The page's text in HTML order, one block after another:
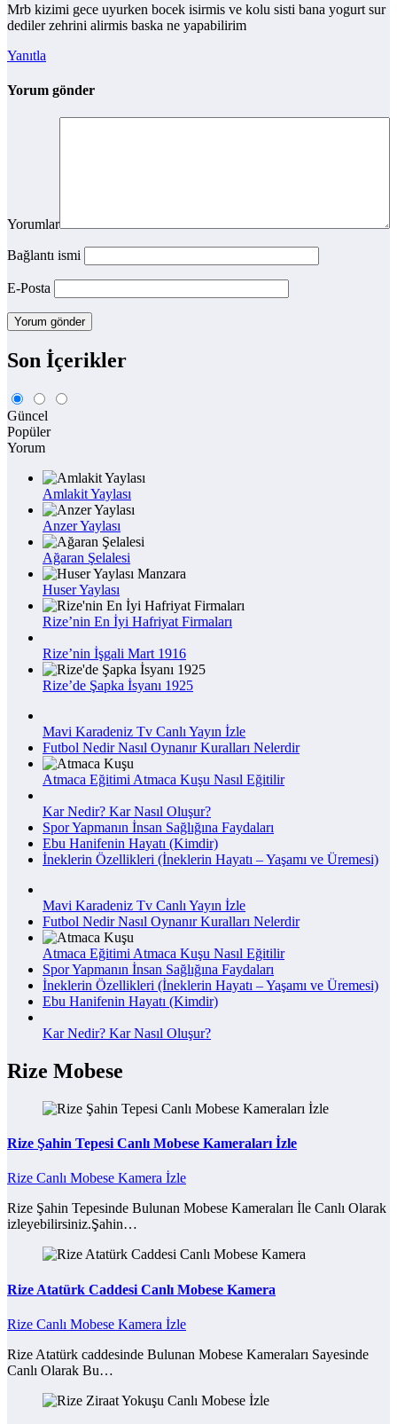
Mrb kizimi gece uyurken bocek isirmis ve kolu sisti bana yogurt sur
dediler zehrini alirmis baska ne yapabilirim
Yanıtla
Yorum gönder
Yorumlar
Bağlantı ismi
E-Posta
Son İçerikler
Güncel
Popüler
Yorum
Amlakit Yaylası
Anzer Yaylası
Ağaran Şelalesi
Huser Yaylası
Rize’nin En İyi Hafriyat Firmaları
Rize’nin İşgali Mart 1916
Rize’de Şapka İsyanı 1925
Mavi Karadeniz Tv Canlı Yayın İzle
Futbol Nedir Nasıl Oynanır Kuralları Nelerdir
Atmaca Eğitimi Atmaca Kuşu Nasıl Eğitilir
Kar Nedir? Kar Nasıl Oluşur?
Spor Yapmanın İnsan Sağlığına Faydaları
Ebu Hanifenin Hayatı (Kimdir)
İneklerin Özellikleri (İneklerin Hayatı – Yaşamı ve Üremesi)
Mavi Karadeniz Tv Canlı Yayın İzle
Futbol Nedir Nasıl Oynanır Kuralları Nelerdir
Atmaca Eğitimi Atmaca Kuşu Nasıl Eğitilir
Spor Yapmanın İnsan Sağlığına Faydaları
İneklerin Özellikleri (İneklerin Hayatı – Yaşamı ve Üremesi)
Ebu Hanifenin Hayatı (Kimdir)
Kar Nedir? Kar Nasıl Oluşur?
Rize Mobese
Rize Şahin Tepesi Canlı Mobese Kameraları İzle
Rize Canlı Mobese Kamera İzle
Rize Şahin Tepesinde Bulunan Mobese Kameraları İle Canlı Olarak
izleyebilirsiniz.Şahin…
Rize Atatürk Caddesi Canlı Mobese Kamera
Rize Canlı Mobese Kamera İzle
Rize Atatürk caddesinde Bulunan Mobese Kameraları Sayesinde
Canlı Olarak Bu…